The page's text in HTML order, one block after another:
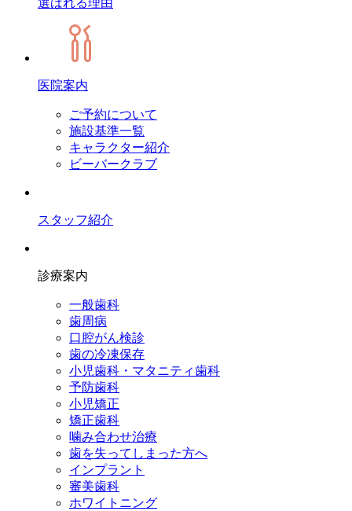
医院案内
ご予約について
施設基準一覧
キャラクター紹介
ビーバークラブ
スタッフ紹介
診療案内
一般歯科
歯周病
口腔がん検診
歯の冷凍保存
小児歯科・マタニティ歯科
予防歯科
小児矯正
矯正歯科
噛み合わせ治療
歯を失ってしまった方へ
インプラント
審美歯科
ホワイトニング